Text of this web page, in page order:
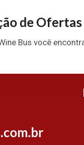
de
Bus você